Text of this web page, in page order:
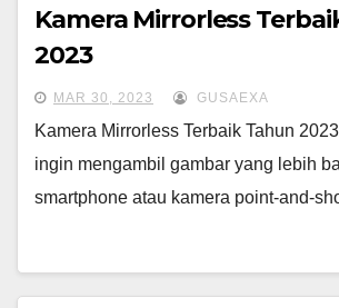
Kamera Mirrorless
2023
MAR 30, 2023 GUSAEXA
Kamera Mirrorless Terbaik Tahun
ingin mengambil gambar yang lebih
smartphone atau kamera point-and-